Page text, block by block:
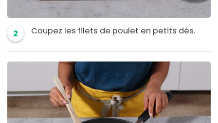
2 Coupez les filets de poulet en petits dés.